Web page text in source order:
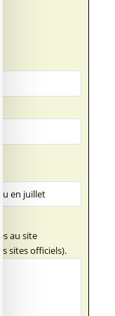
au site
sites officiels).